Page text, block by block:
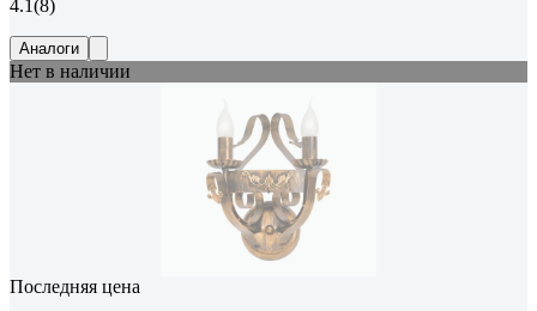
4.1(8)
Аналоги
Нет в наличии
Последняя цена